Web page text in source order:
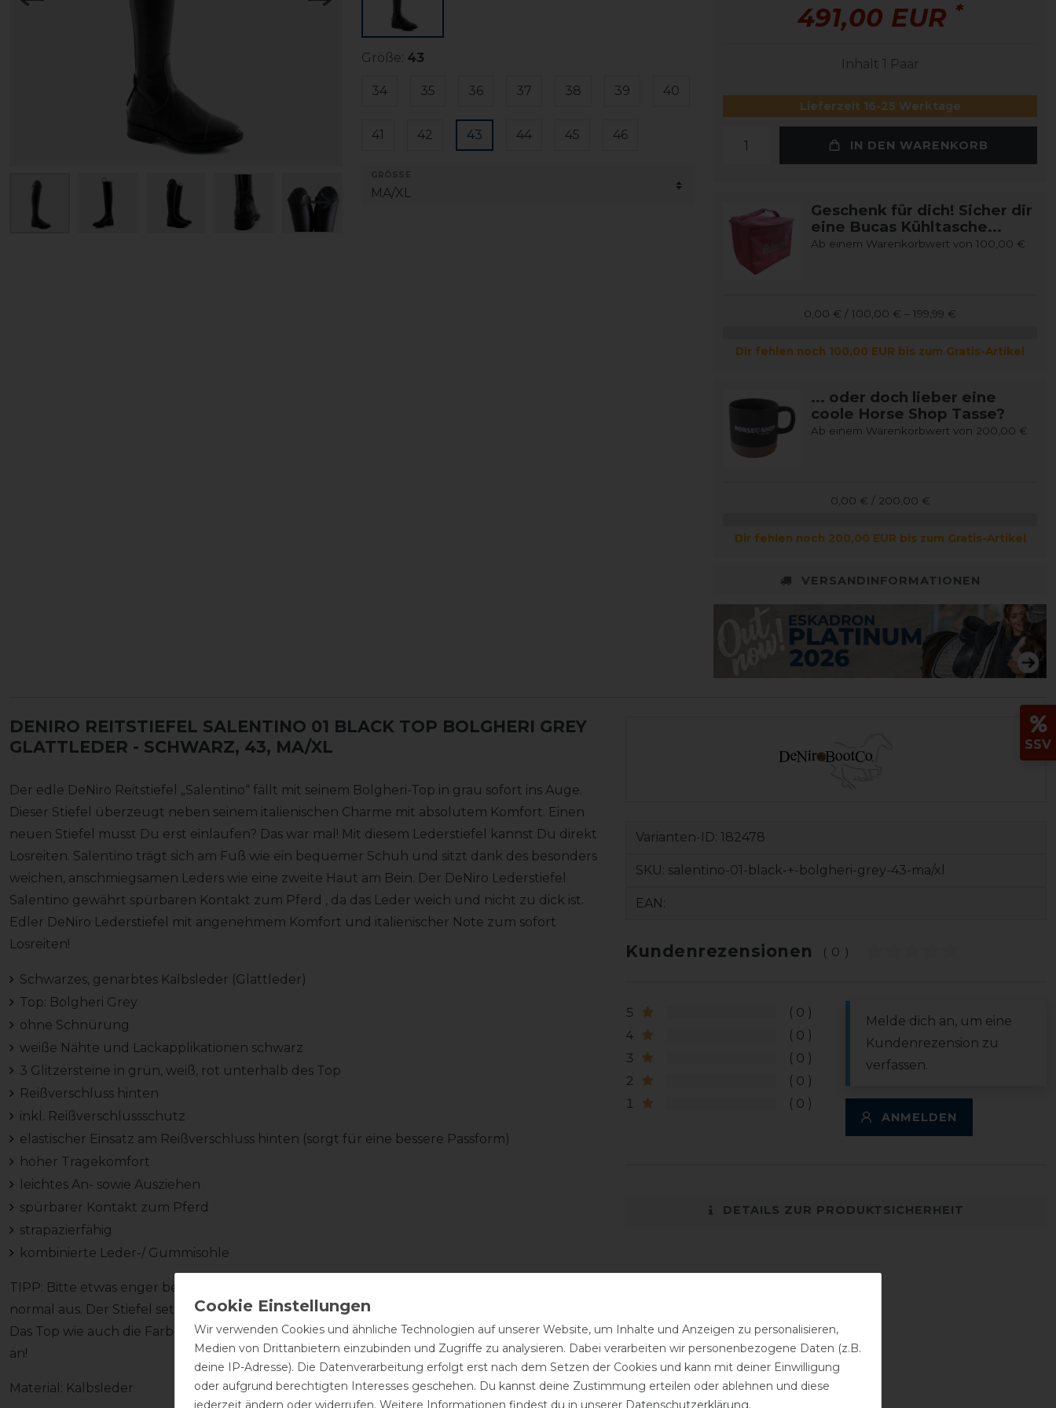
Größe: 43
34 35 36 37 38 39 40
41 42 43 44 45 46
491,00 EUR *
Inhalt 1 Paar
Lieferzeit 16-25 Werktage
IN DEN WARENKORB
Geschenk für dich! Sicher dir
eine Bucas Kühltasche...
Ab einem Warenkorbwert von 100,00 €
0,00 € / 100,00 € – 199,99 €
Dir fehlen noch 100,00 EUR bis zum Gratis-Artikel
... oder doch lieber eine
coole Horse Shop Tasse?
Ab einem Warenkorbwert von 200,00 €
0,00 € / 200,00 €
Dir fehlen noch 200,00 EUR bis zum Gratis-Artikel
VERSANDINFORMATIONEN
DENIRO REITSTIEFEL SALENTINO 01 BLACK TOP BOLGHERI GREY
GLATTLEDER - SCHWARZ, 43, MA/XL
Der edle DeNiro Reitstiefel „Salentino“ fällt mit seinem Bolgheri-Top in grau sofort ins Auge.
Dieser Stiefel überzeugt neben seinem italienischen Charme mit absolutem Komfort. Einen
neuen Stiefel musst Du erst einlaufen? Das war mal! Mit diesem Lederstiefel kannst Du direkt
Losreiten. Salentino trägt sich am Fuß wie ein bequemer Schuh und sitzt dank des besonders
weichen, anschmiegsamen Leders wie eine zweite Haut am Bein. Der DeNiro Lederstiefel
Salentino gewährt spürbaren Kontakt zum Pferd , da das Leder weich und nicht zu dick ist.
Edler DeNiro Lederstiefel mit angenehmem Komfort und italienischer Note zum sofort
Losreiten!
Schwarzes, genarbtes Kalbsleder (Glattleder)
Top: Bolgheri Grey
ohne Schnürung
weiße Nähte und Lackapplikationen schwarz
3 Glitzersteine in grün, weiß, rot unterhalb des Top
Reißverschluss hinten
inkl. Reißverschlussschutz
elastischer Einsatz am Reißverschluss hinten (sorgt für eine bessere Passform)
hoher Tragekomfort
leichtes An- sowie Ausziehen
spürbarer Kontakt zum Pferd
strapazierfähig
kombinierte Leder-/ Gummisohle
TIPP: Bitte etwas enger bestellen, da der Elastikeinsatz etwas nachgibt! Die Schuhgröße fällt
normal aus. Der Stiefel setzt sich mit der Zeit um ca. 1cm.
Das Top wie auch die Farbe des Stiefels kann verändert werden! Spreche uns einfach darauf
an!
Material: Kalbsleder
Varianten-ID: 182478
SKU: salentino-01-black-+-bolgheri-grey-43-ma/xl
EAN:
Kundenrezensionen (0)
5
0
4
0
3
0
2
0
1
0
Melde dich an, um eine
Kundenrezension zu
verfassen.
ANMELDEN
DETAILS ZUR PRODUKTSICHERHEIT
SSV
Wir verwenden Cookies und ähnliche Technologien auf unserer Website, um Inhalte und Anzeigen zu personalisieren,
Medien von Drittanbietern einzubinden und Zugriffe zu analysieren. Dabei verarbeiten wir personenbezogene Daten (z.B.
deine IP-Adresse). Die Datenverarbeitung erfolgt erst nach dem Setzen der Cookies und kann mit deiner Einwilligung
oder aufgrund berechtigten Interesses geschehen. Du kannst deine Zustimmung erteilen oder ablehnen und diese
jederzeit ändern oder widerrufen. Weitere Informationen findest du in unserer Daten­schutz­erklärung.